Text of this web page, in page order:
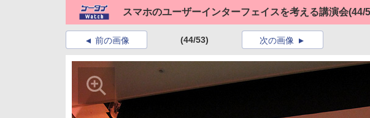
スマホのユーザーインターフェイスを考える講演会(44/
前の画像 (44/53) 次の画像